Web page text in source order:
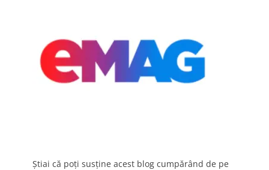
Știai că poți susține acest blog cumpărând de pe